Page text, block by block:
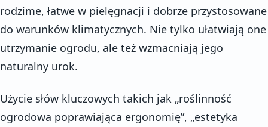
rodzime, łatwe w pielęgnacji i dobrze przystosowane
do warunków klimatycznych. Nie tylko ułatwiają one
utrzymanie ogrodu, ale też wzmacniają jego
naturalny urok.
Użycie słów kluczowych takich jak „roślinność
ogrodowa poprawiająca ergonomię”, „estetyka